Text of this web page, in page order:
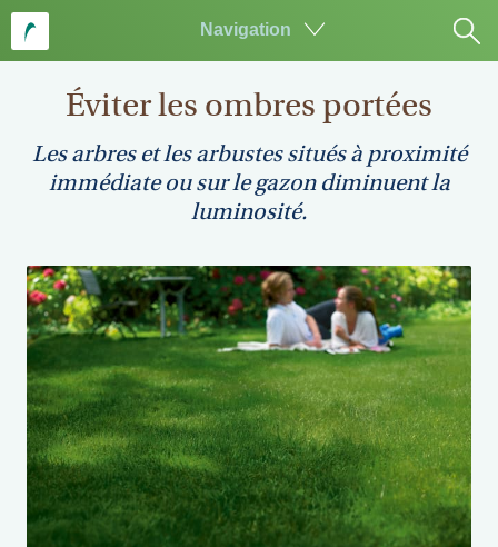
Navigation
Éviter les ombres portées
Les arbres et les arbustes situés à proximité
immédiate ou sur le gazon diminuent la
luminosité.